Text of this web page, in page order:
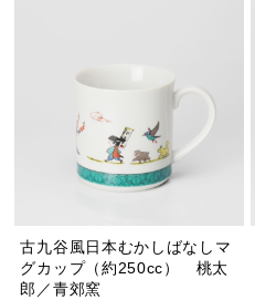
古九谷風日本むかしばなしマ
グカップ（約250cc） 桃太
郎／青郊窯